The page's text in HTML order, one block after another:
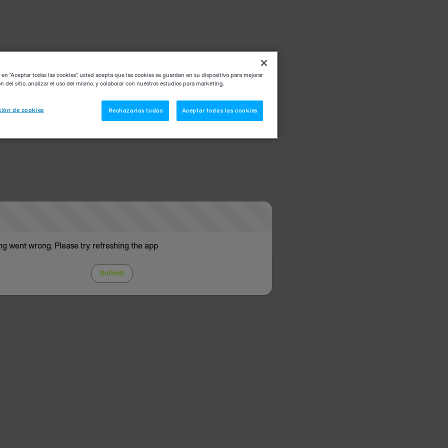
went wrong. Please try refreshing the app
Refresh
“Aceptar todas las cookies”, usted acepta que las cookies se guarden en su dispositivo para mejorar
del sitio, analizar el uso del mismo, y colaborar con nuestros estudios para marketing.
de cookies Rechazarlas todas Aceptar todas las cookies